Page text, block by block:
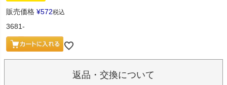
販売価格 ¥572税込
3681-
返品・交換について